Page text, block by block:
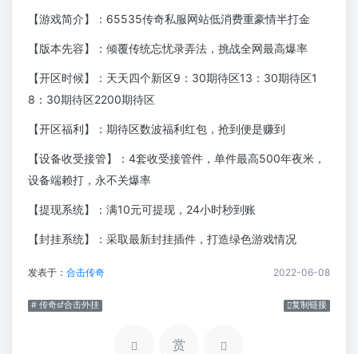
【游戏简介】：65535传奇私服网站低消费重豪情半打金
【版本先容】：倾覆传统忘忧录弄法，挑战全网最高爆率
【开区时候】：天天四个新区9：30期待区13：30期待区1
8：30期待区2200期待区
【开区福利】：期待区数波福利红包，抢到便是赚到
【设备收受接管】：4套收受接管件，单件最高500年夜米，
设备端赖打，永不关爆率
【提现系统】：满10元可提现，24小时秒到账
【封挂系统】：采取最新封挂插件，打造绿色游戏情况
发表于： 合击传奇 2022-06-08
# 传奇sf合击外挂 复制链接
赏